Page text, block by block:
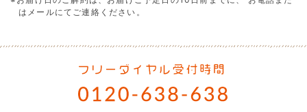
はメールにてご連絡ください。